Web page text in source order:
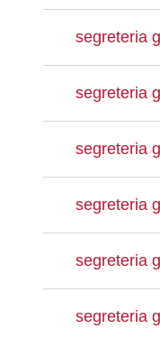
segreteria
segreteria
segreteria
segreteria
segreteria
segreteria